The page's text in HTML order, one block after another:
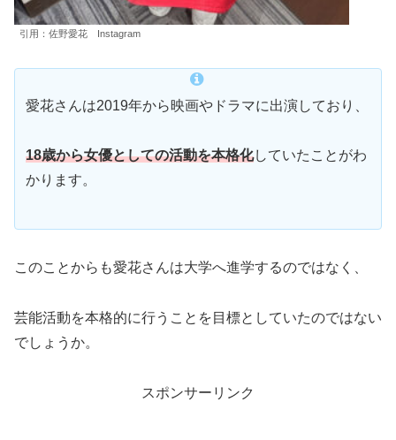
引用：佐野愛花 Instagram
愛花さんは2019年から映画やドラマに出演しており、
18歳から女優としての活動を本格化していたことがわ
かります。
このことからも愛花さんは大学へ進学するのではなく、
芸能活動を本格的に行うことを目標としていたのではない
でしょうか。
スポンサーリンク